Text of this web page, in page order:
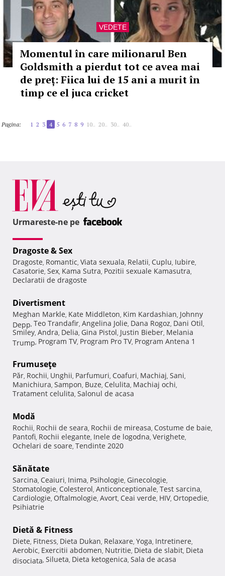
VEDETE
Momentul în care milionarul Ben
Goldsmith a pierdut tot ce avea mai
de preț: Fiica lui de 15 ani a murit în
timp ce el juca cricket
Pagina: 1 2 3 4 5 6 7 8 9 10.. 20.. 30.. 40..
Urmareste-ne pe
Dragoste & Sex
Dragoste, Romantic, Viata sexuala, Relatii, Cuplu, Iubire,
Casatorie, Sex, Kama Sutra, Pozitii sexuale Kamasutra,
Declaratii de dragoste
Divertisment
Meghan Markle, Kate Middleton, Kim Kardashian, Johnny
Depp, Teo Trandafir, Angelina Jolie, Dana Rogoz, Dani Otil,
Smiley, Andra, Delia, Gina Pistol, Justin Bieber, Melania
Trump, Program TV, Program Pro TV, Program Antena 1
Frumuseţe
Păr, Rochii, Unghii, Parfumuri, Coafuri, Machiaj, Sani,
Manichiura, Sampon, Buze, Celulita, Machiaj ochi,
Tratament celulita, Salonul de acasa
Modă
Rochii, Rochii de seara, Rochii de mireasa, Costume de baie,
Pantofi, Rochii elegante, Inele de logodna, Verighete,
Ochelari de soare, Tendinte 2020
Sănătate
Sarcina, Ceaiuri, Inima, Psihologie, Ginecologie,
Stomatologie, Colesterol, Anticonceptionale, Test sarcina,
Cardiologie, Oftalmologie, Avort, Ceai verde, HIV, Ortopedie,
Psihiatrie
Dietă & Fitness
Diete, Fitness, Dieta Dukan, Relaxare, Yoga, Intretinere,
Aerobic, Exercitii abdomen, Nutritie, Dieta de slabit, Dieta
disociata, Silueta, Dieta ketogenica, Sala de acasa